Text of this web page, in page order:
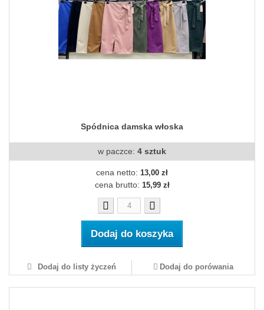
Spódnica damska włoska
w paczce: 4 sztuk
cena netto: 13,00 zł
cena brutto: 15,99 zł
Dodaj do koszyka
Dodaj do listy życzeń Dodaj do porówania